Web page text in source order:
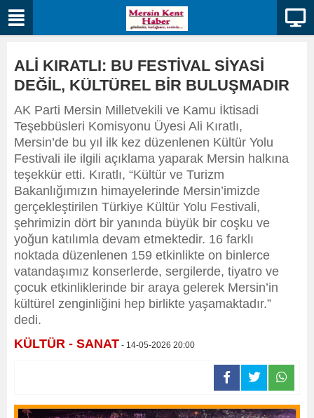
ALİ KIRATLI: BU FESTİVAL SİYASİ
DEĞİL, KÜLTÜREL BİR BULUŞMADIR
AK Parti Mersin Milletvekili ve Kamu İktisadi
Teşebbüsleri Komisyonu Üyesi Ali Kıratlı,
Mersin’de bu yıl ilk kez düzenlenen Kültür Yolu
Festivali ile ilgili açıklama yaparak Mersin halkına
teşekkür etti. Kıratlı, “Kültür ve Turizm
Bakanlığımızın himayelerinde Mersin’imizde
gerçekleştirilen Türkiye Kültür Yolu Festivali,
şehrimizin dört bir yanında büyük bir coşku ve
yoğun katılımla devam etmektedir. 16 farklı
noktada düzenlenen 159 etkinlikte on binlerce
vatandaşımız konserlerde, sergilerde, tiyatro ve
çocuk etkinliklerinde bir araya gelerek Mersin’in
kültürel zenginliğini hep birlikte yaşamaktadır.”
dedi.
KÜLTÜR - SANAT - 14-05-2026 20:00